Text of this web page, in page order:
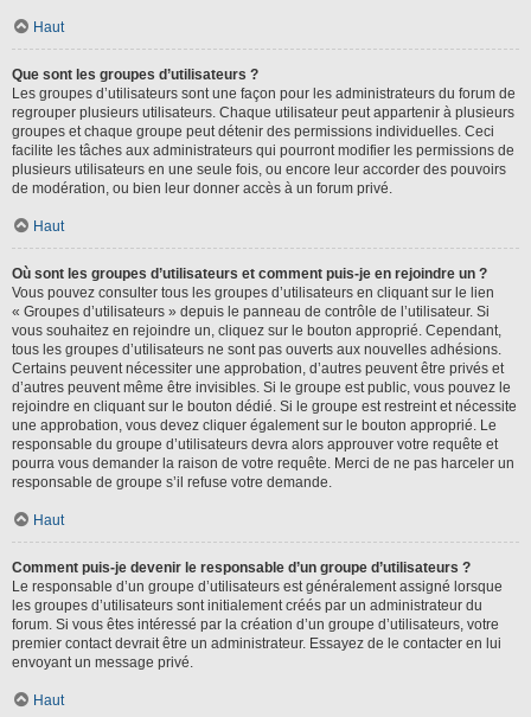
Haut
Que sont les groupes d’utilisateurs ?
Les groupes d’utilisateurs sont une façon pour les administrateurs du forum de
regrouper plusieurs utilisateurs. Chaque utilisateur peut appartenir à plusieurs
groupes et chaque groupe peut détenir des permissions individuelles. Ceci
facilite les tâches aux administrateurs qui pourront modifier les permissions de
plusieurs utilisateurs en une seule fois, ou encore leur accorder des pouvoirs
de modération, ou bien leur donner accès à un forum privé.
Haut
Où sont les groupes d’utilisateurs et comment puis-je en rejoindre un ?
Vous pouvez consulter tous les groupes d’utilisateurs en cliquant sur le lien
« Groupes d’utilisateurs » depuis le panneau de contrôle de l’utilisateur. Si
vous souhaitez en rejoindre un, cliquez sur le bouton approprié. Cependant,
tous les groupes d’utilisateurs ne sont pas ouverts aux nouvelles adhésions.
Certains peuvent nécessiter une approbation, d’autres peuvent être privés et
d’autres peuvent même être invisibles. Si le groupe est public, vous pouvez le
rejoindre en cliquant sur le bouton dédié. Si le groupe est restreint et nécessite
une approbation, vous devez cliquer également sur le bouton approprié. Le
responsable du groupe d’utilisateurs devra alors approuver votre requête et
pourra vous demander la raison de votre requête. Merci de ne pas harceler un
responsable de groupe s’il refuse votre demande.
Haut
Comment puis-je devenir le responsable d’un groupe d’utilisateurs ?
Le responsable d’un groupe d’utilisateurs est généralement assigné lorsque
les groupes d’utilisateurs sont initialement créés par un administrateur du
forum. Si vous êtes intéressé par la création d’un groupe d’utilisateurs, votre
premier contact devrait être un administrateur. Essayez de le contacter en lui
envoyant un message privé.
Haut